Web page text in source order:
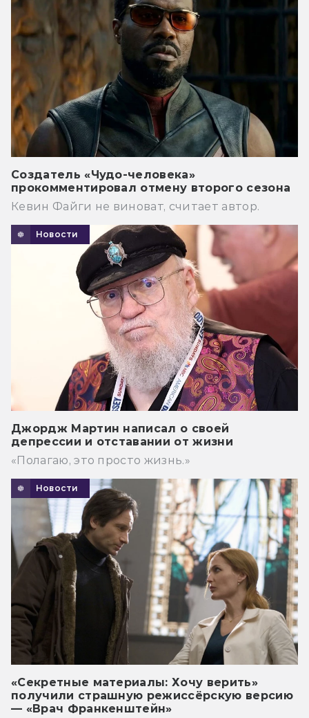
Создатель «Чудо-человека»
прокомментировал отмену второго сезона
Кевин Файги не виноват, считает автор.
Новости
Джордж Мартин написал о своей
депрессии и отставании от жизни
«Полагаю, это просто жизнь.»
Новости
«Секретные материалы: Хочу верить»
получили страшную режиссёрскую версию
— «Врач Франкенштейн»